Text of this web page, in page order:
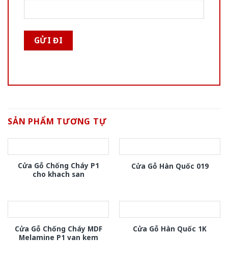
SẢN PHẨM TƯƠNG TỰ
Cửa Gỗ Chống Cháy P1
cho khach san
Cửa Gỗ Hàn Quốc 019
Cửa Gỗ Chống Cháy MDF
Melamine P1 van kem
Cửa Gỗ Hàn Quốc 1K